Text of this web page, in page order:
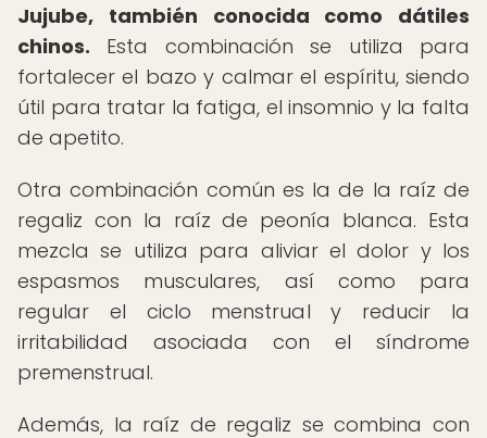
Jujube, también conocida como dátiles
chinos. Esta combinación se utiliza para
fortalecer el bazo y calmar el espíritu, siendo
útil para tratar la fatiga, el insomnio y la falta
de apetito.
Otra combinación común es la de la raíz de
regaliz con la raíz de peonía blanca. Esta
mezcla se utiliza para aliviar el dolor y los
espasmos musculares, así como para
regular el ciclo menstrual y reducir la
irritabilidad asociada con el síndrome
premenstrual.
Además, la raíz de regaliz se combina con